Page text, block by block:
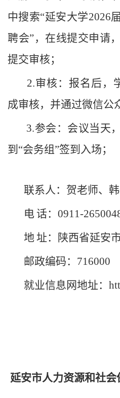
中搜索“延安大学2026
聘会”，在线提交申请
提交审核；
2.审核：报名后，
成审核，并通过微信公
3.参会：会议当天
到“会务组”签到入场；
联系人：贺老师、
电 话： 0911-265004
地址：陕西省延安
邮政编码： 716000
就业信息网地址：
延安市人力资源和社会